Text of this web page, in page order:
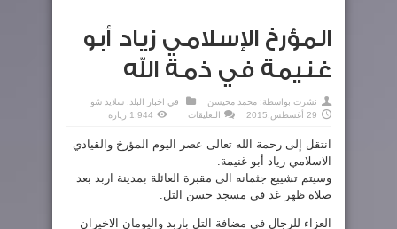
المؤرخ الإسلامي زياد أبو
غنيمة في ذمة الله
نشرت بواسطة: محمد محيسن في اخبار البلد, سلايد شو
29 أغسطس,2015
التعليقات
زياد
أبو
في
ذمة
الله
مغلقة
1,944 زيارة
انتقل إلى رحمة الله تعالى عصر اليوم المؤرخ والقيادي
الاسلامي زياد أبو غنيمة.
وسيتم تشييع جثمانه الى مقبرة العائلة بمدينة اربد بعد
صلاة ظهر غد في مسجد حسن التل.
العزاء للرجال في مضافة التل باربد واليومان الاخيران